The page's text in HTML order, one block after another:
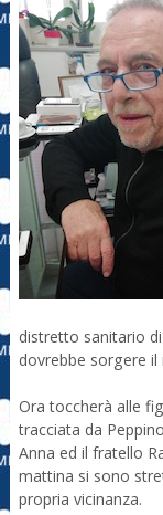
distretto sanitario
dovrebbe sorgere
Ora toccherà alle
tracciata da
Anna ed il fratello
mattina si sono
propria vicinanza.